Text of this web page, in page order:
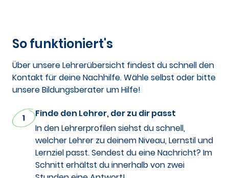
So funktioniert's
Über unsere Lehrerübersicht findest du schnell den
Kontakt für deine Nachhilfe. Wähle selbst oder bitte
unsere Bildungsberater um Hilfe!
Finde den Lehrer, der zu dir passt
In den Lehrerprofilen siehst du schnell,
welcher Lehrer zu deinem Niveau, Lernstil und
Lernziel passt. Sendest du eine Nachricht? Im
Schnitt erhältst du innerhalb von zwei